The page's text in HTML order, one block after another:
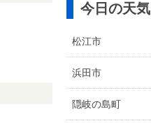
今日の天気
松江市
浜田市
隠岐の島町